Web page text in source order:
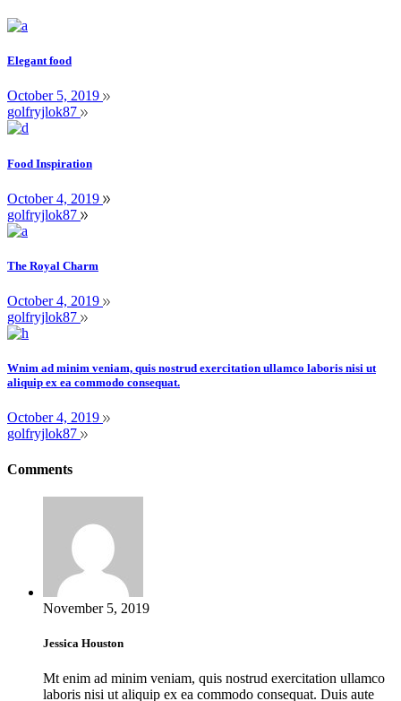
Elegant food
October 5, 2019
golfryjlok87
Food Inspiration
October 4, 2019
golfryjlok87
The Royal Charm
October 4, 2019
golfryjlok87
Wnim ad minim veniam, quis nostrud exercitation ullamco laboris nisi ut
aliquip ex ea commodo consequat.
October 4, 2019
golfryjlok87
Comments
November 5, 2019
Jessica Houston
Mt enim ad minim veniam, quis nostrud exercitation ullamco
laboris nisi ut aliquip ex ea commodo consequat. Duis aute